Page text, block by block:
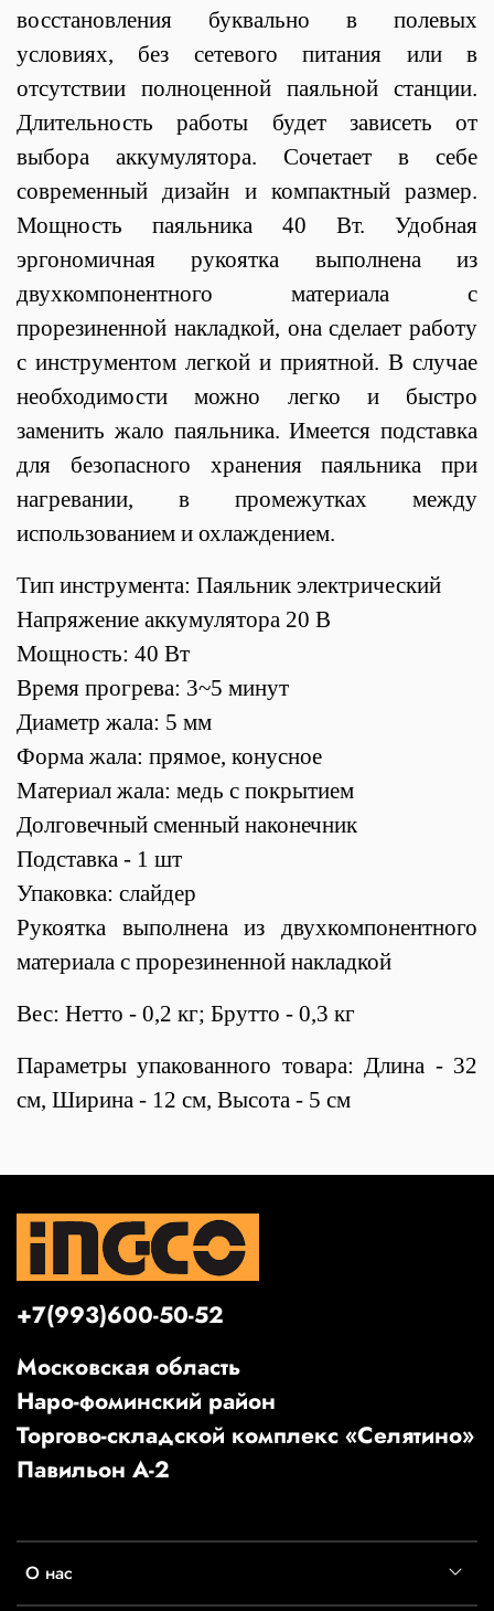
восстановления буквально в полевых
условиях, без сетевого питания или в
отсутствии полноценной паяльной станции.
Длительность работы будет зависеть от
выбора аккумулятора. Сочетает в себе
современный дизайн и компактный размер.
Мощность паяльника 40 Вт. Удобная
эргономичная рукоятка выполнена из
двухкомпонентного материала с
прорезиненной накладкой, она сделает работу
с инструментом легкой и приятной. В случае
необходимости можно легко и быстро
заменить жало паяльника. Имеется подставка
для безопасного хранения паяльника при
нагревании, в промежутках между
использованием и охлаждением.
Тип инструмента: Паяльник электрический
Напряжение аккумулятора 20 В
Мощность: 40 Вт
Время прогрева: 3~5 минут
Диаметр жала: 5 мм
Форма жала: прямое, конусное
Материал жала: медь с покрытием
Долговечный сменный наконечник
Подставка - 1 шт
Упаковка: слайдер
Рукоятка выполнена из двухкомпонентного
материала с прорезиненной накладкой
Вес: Нетто - 0,2 кг; Брутто - 0,3 кг
Параметры упакованного товара: Длина - 32
см, Ширина - 12 см, Высота - 5 см
О нас
+7(993)600-50-52
Московская область
Наро-фоминский район
Торгово-складской комплекс «Селятино»
Павильон А-2